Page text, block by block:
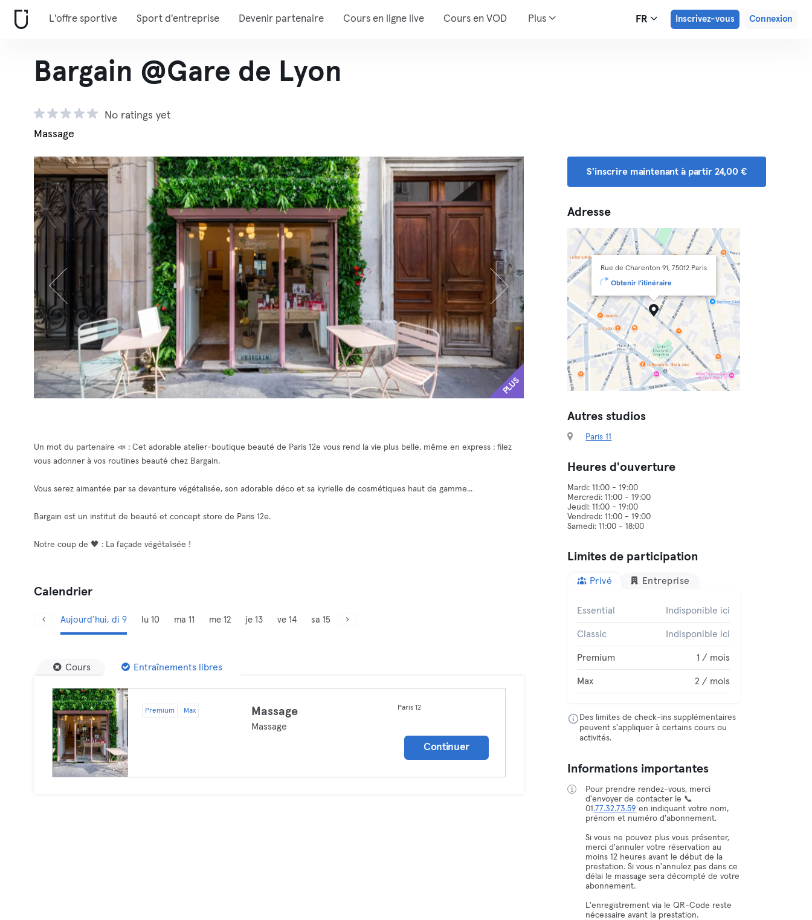
L'offre sportive Sport d'entreprise Devenir partenaire Cours en ligne live Cours en VOD Plus FR Inscrivez-vous Connexion
Bargain @Gare de Lyon
No ratings yet
Massage
PLUS
Un mot du partenaire 📣 : Cet adorable atelier-boutique beauté de Paris 12e vous rend la vie plus belle, même en express : filez
vous adonner à vos routines beauté chez Bargain.
Vous serez aimantée par sa devanture végétalisée, son adorable déco et sa kyrielle de cosmétiques haut de gamme...
Bargain est un institut de beauté et concept store de Paris 12e.
Notre coup de 🖤 : La façade végétalisée !
Calendrier
Aujourd’hui, di 9 lu 10 ma 11 me 12 je 13 ve 14 sa 15
Cours Entraînements libres
Premium Max Massage
Massage
Paris 12
Continuer
S'inscrire maintenant à partir 24,00 €
Adresse
Rue de Charenton 91, 75012 Paris
Obtenir l'itinéraire
Autres studios
Paris 11
Heures d'ouverture
Mardi: 11:00 - 19:00
Mercredi: 11:00 - 19:00
Jeudi: 11:00 - 19:00
Vendredi: 11:00 - 19:00
Limites de participation
Privé Entreprise
Essential Indisponible ici
Classic Indisponible ici
Premium 1 / mois
Max 2 / mois
Des limites de check-ins supplémentaires
peuvent s'appliquer à certains cours ou
activités.
Informations importantes
Pour prendre rendez-vous, merci
d'envoyer de contacter le 📞
01 .77.32.73.59 en indiquant votre nom,
prénom et numéro d'abonnement.
Si vous ne pouvez plus vous présenter,
merci d'annuler votre réservation au
moins 12 heures avant le début de la
prestation. Si vous n'annulez pas dans ce
délai le massage sera décompté de votre
abonnement.
L'enregistrement via le QR-Code reste
nécessaire avant la prestation.